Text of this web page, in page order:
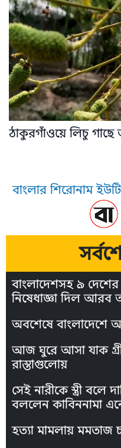
ঠাকুরগাঁওয়ে লিচু গাছে
বাংলার শিরোনাম
বাংলাদেশসহ ৯
নিষেধাজ্ঞা দিল আরব
অবশেষে
আজ ঘুরে আসা যাক
রাস্তাগুলোয়
সেই নারীকে স্ত্রী
বললেন কাবিননামা
হত্যা মামলায় মমতাজ